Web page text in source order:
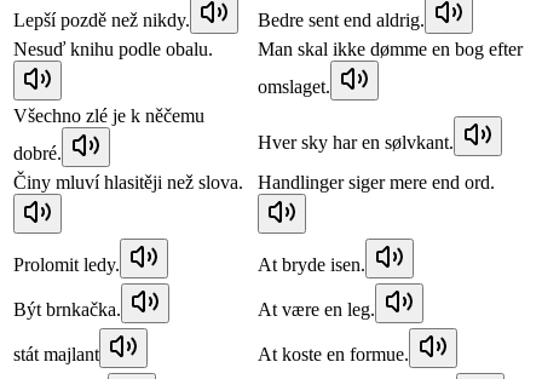
Lepší pozdě než nikdy.
Bedre sent end aldrig.
Nesuď knihu podle obalu.
Man skal ikke dømme en bog efter
omslaget.
Všechno zlé je k něčemu
dobré.
Hver sky har en sølvkant.
Činy mluví hlasitěji než slova.
Handlinger siger mere end ord.
Prolomit ledy. At bryde isen.
Být brnkačka. At være en leg.
stát majlant At koste en formue.